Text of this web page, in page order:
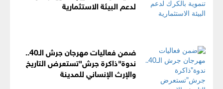
لدعم البيئة الاستثمارية
ضمن فعاليات مهرجان جرش الـ40..
ندوة"ذاكرة جرش"تستعرض التاريخ
والإرث الإنساني للمدينة